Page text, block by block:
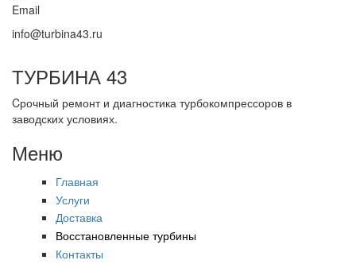
Email
info@turbina43.ru
ТУРБИНА 43
Cрочный ремонт и диагностика турбокомпрессоров в
заводских условиях.
Меню
Главная
Услуги
Доставка
Восстановленные турбины
Контакты